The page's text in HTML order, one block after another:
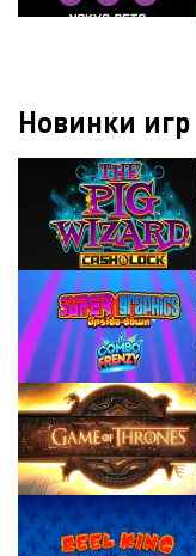
Новинки игр